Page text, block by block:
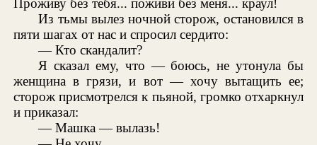
Проживу без тебя... поживи без меня... краул!
Из тьмы вылез ночной сторож, остановился в
пяти шагах от нас и спросил сердито:
— Кто скандалит?
Я сказал ему, что — боюсь, не утонула бы
женщина в грязи, и вот — хочу вытащить ее;
сторож присмотрелся к пьяной, громко отхаркнул
и приказал:
— Машка — вылазь!